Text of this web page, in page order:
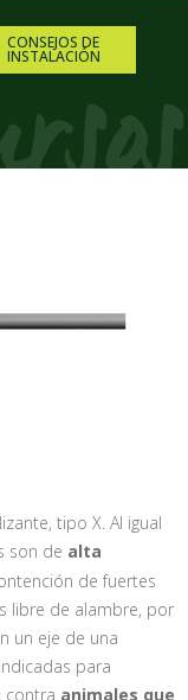
tipo X. Al igual
son de alta
de fuertes
libre de alambre, por
un eje de una
para
contra animales que
CONSEJOS DE
INSTALACIÓN